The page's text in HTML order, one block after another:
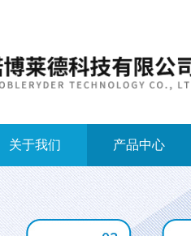
关于我们 产品中心